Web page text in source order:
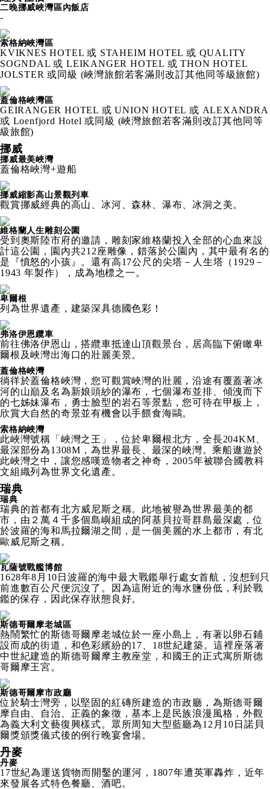
二晚挪威峽灣區內飯店
-
索格納峽灣區
KVIKNES HOTEL 或 STAHEIM HOTEL 或 QUALITY
SOGNDAL 或 LEIKANGER HOTEL 或 THON HOTEL
JOLSTER 或同級 (峽灣旅館若客滿則改訂其他同等級旅館)
蓋倫格峽灣區
GEIRANGER HOTEL 或 UNION HOTEL 或 ALEXANDRA
或 Loenfjord Hotel 或同級 (峽灣旅館若客滿則改訂其他同等
級旅館)
挪威
挪威最美峽灣
蓋倫格峽灣+遊船
挪威縮影高山景觀列車
觀賞挪威經典的高山、冰河、森林、瀑布、冰洞之美。
維格蘭人生雕刻公園
受到奧斯陸市府的邀請，雕刻家維格蘭投入全部的心血來設
計這公園，園內共212座雕像，錯落於公園內，其中最有名的
是『憤怒的小孩』。還有高17公尺的尖塔－人生塔（1929－
1943 年製作），成為地標之一。
卑爾根
列為世界遺產，建築深具德國色彩！
弗洛伊恩纜車
前往佛洛伊恩山，搭纜車抵達山頂觀景台，居高臨下俯瞰卑
爾根及峽灣出海口的壯麗美景。
蓋倫格峽灣
徜徉於蓋倫格峽灣，您可觀賞峽灣的壯麗，沿途有覆蓋著冰
河的山巔及名為新娘頭紗的瀑布，七個瀑布並排、傾洩而下
的七姊妹瀑布，勇士臉型的岩石等景點，您可待在甲板上，
欣賞大自然的奇景並有機會以手餵食海鷗。
索格納峽灣
此峽灣號稱「峽灣之王」，位於卑爾根北方，全長204KM、
最深部份為1308M，為世界最長、最深的峽灣。乘船遨遊於
此峽灣之中，讓您感嘆造物者之神奇，2005年被聯合國教科
文組織列為世界文化遺產。
瑞典
瑞典
瑞典的首都有北方威尼斯之稱。此地被譽為世界最美的都
市，由２萬４千多個島嶼組成的阿基貝拉哥群島最深處，位
於波羅的海和馬拉爾湖之間，是一個美麗的水上都市，有北
歐威尼斯之稱。
瓦薩號戰艦博館
1628年8月10日波羅的海中最大戰鑑舉行處女首航，沒想到只
前進數百公尺便沉沒了。因為這附近的海水鹽份低，利於戰
鑑的保存，因此保存狀態良好。
斯德哥爾摩老城區
熱鬧繁忙的斯德哥爾摩老城位於一座小島上，有著以卵石鋪
設而成的街道，和色彩繽紛的17、18世紀建築。這裡座落著
中世紀建造的斯德哥爾摩主教座堂，和國王的正式寓所斯德
哥爾摩王宮。
斯德哥爾摩市政廳
位於騎士灣旁，以堅固的紅磚所建造的市政廳，為斯德哥爾
摩自由、自治、正義的象徵，基本上是民族浪漫風格，外觀
為義大利文藝復興樣式。眾所周知大型藍廳為12月10日諾貝
爾獎頒獎儀式後的例行晚宴會場。
丹麥
丹麥
17世紀為運送貨物而開鑿的運河，1807年遭英軍轟炸，近年
來發展各式特色餐廳、酒吧。